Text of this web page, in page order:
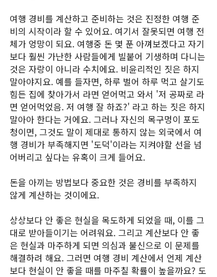
여행 경비를 계산하고 준비하는 것은 진정한 여행 준
비의 시작이라 할 수 있어요. 여기서 잘못되면 여행 전
체가 엉망이 되요. 여행중 돈 몇 푼 아껴보겠다고 자기
보다 훨씬 가난한 사람들에게 빌붙어 기생하며 다니는
것은 자랑이 아니라 수치에요. 비윤리적인 짓은 하지
말아야지요. 예를 들자면, 하루 벌어 하루 먹고 살기도
힘든 집에 찾아가서 라면 얻어먹고 와서 '저 공짜로 라
면 얻어먹었음. 저 여행 잘 하죠?' 라고 하는 짓은 하지
말아아 한다는 거에요. 그러나 자신의 목구멍이 포도
청이면, 그것도 말이 제대로 통하지 않는 외국에서 여
행 경비가 부족해지면 '도덕'이라는 지켜야할 선을 넘
어버리고 싶다는 유혹이 크게 들어요.
돈을 아끼는 방법보다 중요한 것은 경비를 부족하지
않게 계산하는 것이에요.
상상보다 안 좋은 현실을 목도하게 되었을 때, 이를 그
대로 받아들이기는 어려워요. 그리고 계산보다 안 좋
은 현실과 마주하게 되면 의심과 불신으로 이 문제를
해결하려 해요. 그러면 여행 경비 계산에서 언제 계산
보다 현실이 안 좋을 때를 마주칠 확률이 높을까요? 도